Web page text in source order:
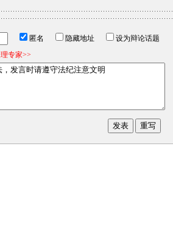
匿名 隐藏地址
设为辩论话题
专家>>